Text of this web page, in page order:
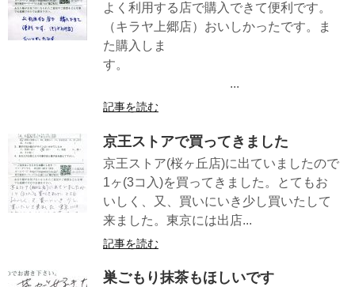
よく利用する店で購入できて便利です。
（キラヤ上郷店）おいしかったです。ま
た購入しま
す。
...
記事を読む
京王ストアで買ってきました
京王ストア(桜ヶ丘店)に出ていましたので
1ヶ(3コ入)を買ってきました。とてもお
いしく、又、買いにいき少し買いたして
来ました。東京には出店...
記事を読む
巣ごもり抹茶もほしいです